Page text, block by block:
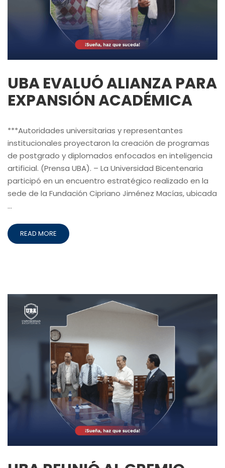
UBA EVALUÓ ALIANZA PARA
EXPANSIÓN ACADÉMICA
***Autoridades universitarias y representantes
institucionales proyectaron la creación de programas
de postgrado y diplomados enfocados en inteligencia
artificial. (Prensa UBA). – La Universidad Bicentenaria
participó en un encuentro estratégico realizado en la
sede de la Fundación Cipriano Jiménez Macías, ubicada
…
READ MORE